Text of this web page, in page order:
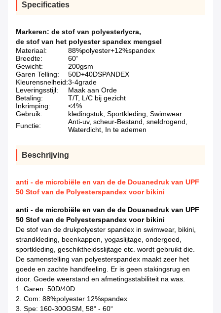
Specificaties
Markeren: de stof van polyesterlycra,
de stof van het polyester spandex mengsel
Materiaal:
88%polyester+12%spandex
Breedte:
60“
Gewicht:
200gsm
Garen Telling:
50D+40DSPANDEX
Kleurensnelheid:3-4grade
Leveringsstijl:
Maak aan Orde
Betaling:
T/T, L/C bij gezicht
Inkrimping:
<4%
Gebruik:
kledingstuk, Sportkleding, Swimwear
Functie:
Anti-uv, scheur-Bestand, sneldrogend,
Waterdicht, In te ademen
Beschrijving
anti - de microbiële en van de de Douanedruk van UPF
50 Stof van de Polyesterspandex voor bikini
anti - de microbiële en van de de Douanedruk van UPF
50 Stof van de Polyesterspandex voor bikini
De stof van de drukpolyester spandex in swimwear, bikini,
strandkleding, beenkappen, yogaslijtage, ondergoed,
sportkleding, geschiktheidsslijtage etc. wordt gebruikt die.
De samenstelling van polyesterspandex maakt zeer het
goede en zachte handfeeling. Er is geen stakingsrug en
door. Goede weerstand en afmetingsstabiliteit na was.
1. Garen: 50D/40D
2. Com: 88%polyester 12%spandex
3. Spe: 160-300GSM, 58“ - 60“